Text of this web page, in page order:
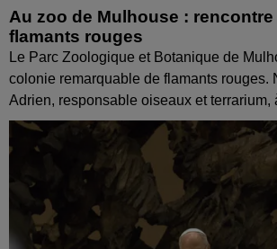
Au zoo de Mulhouse : rencontre
flamants rouges
Le Parc Zoologique et Botanique de
colonie remarquable de flamants rouges.
Adrien, responsable oiseaux et terrarium,